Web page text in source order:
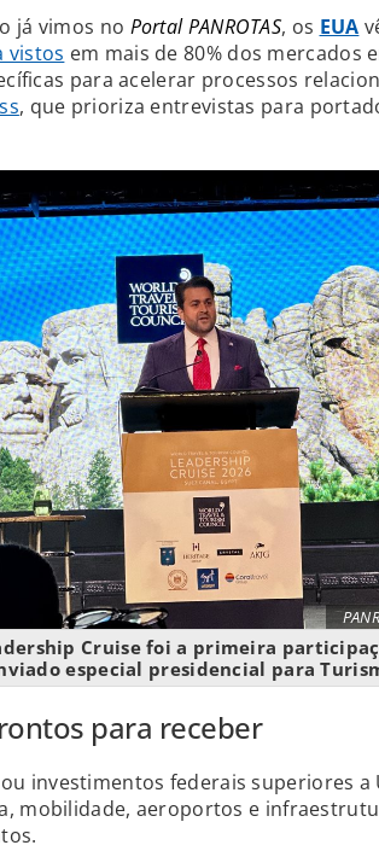
já vimos no Portal PANROTAS, os EUA
vistos em mais de 80% dos mercados
para acelerar processos
, que prioriza entrevistas para
Cruise foi a primeira
especial presidencial para
para receber
investimentos federais superiores a
mobilidade, aeroportos e